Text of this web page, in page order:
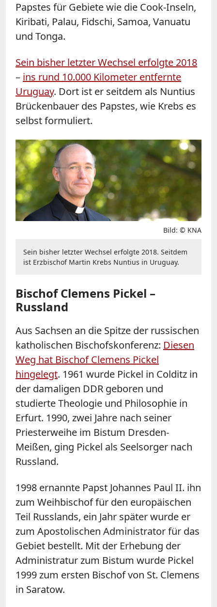
Papstes für Gebiete wie die Cook-Inseln,
Kiribati, Palau, Fidschi, Samoa, Vanuatu
und Tonga.
Sein bisher letzter Wechsel erfolgte 2018
– ins rund 10.000 Kilometer entfernte
Uruguay. Dort ist er seitdem als Nuntius
Brückenbauer des Papstes, wie Krebs es
selbst formuliert.
Bild: © KNA
Sein bisher letzter Wechsel erfolgte 2018. Seitdem
ist Erzbischof Martin Krebs Nuntius in Uruguay.
Bischof Clemens Pickel –
Russland
Aus Sachsen an die Spitze der russischen
katholischen Bischofskonferenz: Diesen
Weg hat Bischof Clemens Pickel
hingelegt. 1961 wurde Pickel in Colditz in
der damaligen DDR geboren und
studierte Theologie und Philosophie in
Erfurt. 1990, zwei Jahre nach seiner
Priesterweihe im Bistum Dresden-
Meißen, ging Pickel als Seelsorger nach
Russland.
1998 ernannte Papst Johannes Paul II. ihn
zum Weihbischof für den europäischen
Teil Russlands, ein Jahr später wurde er
zum Apostolischen Administrator für das
Gebiet bestellt. Mit der Erhebung der
Administratur zum Bistum wurde Pickel
1999 zum ersten Bischof von St. Clemens
in Saratow.